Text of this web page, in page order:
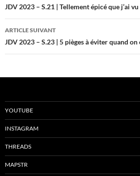
des
articles
JDV 2023 – S.21 | Tellement épicé que j’ai
ARTICLE SUIVANT
JDV 2023 – S.23 | 5 pièges à éviter quand on
YOUTUBE
INSTAGRAM
THREADS
MAPSTR